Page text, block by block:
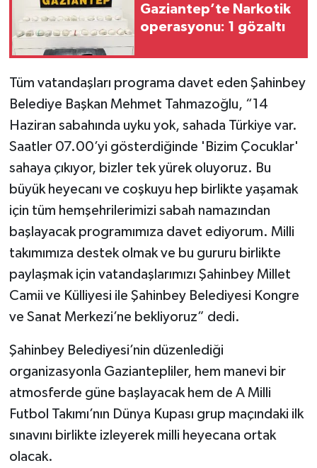
Gaziantep’te Narkotik
operasyonu: 1 gözaltı
Tüm vatandaşları programa davet eden Şahinbey
Belediye Başkan Mehmet Tahmazoğlu, “14
Haziran sabahında uyku yok, sahada Türkiye var.
Saatler 07.00’yi gösterdiğinde 'Bizim Çocuklar'
sahaya çıkıyor, bizler tek yürek oluyoruz. Bu
büyük heyecanı ve coşkuyu hep birlikte yaşamak
için tüm hemşehrilerimizi sabah namazından
başlayacak programımıza davet ediyorum. Milli
takımımıza destek olmak ve bu gururu birlikte
paylaşmak için vatandaşlarımızı Şahinbey Millet
Camii ve Külliyesi ile Şahinbey Belediyesi Kongre
ve Sanat Merkezi’ne bekliyoruz” dedi.
Şahinbey Belediyesi’nin düzenlediği
organizasyonla Gaziantepliler, hem manevi bir
atmosferde güne başlayacak hem de A Milli
Futbol Takımı’nın Dünya Kupası grup maçındaki ilk
sınavını birlikte izleyerek milli heyecana ortak
olacak.